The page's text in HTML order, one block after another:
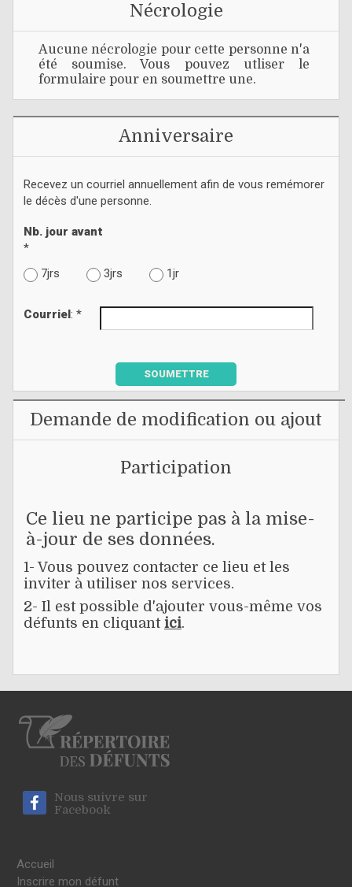
Nécrologie
Aucune nécrologie pour cette personne n'a
été soumise. Vous pouvez utliser le
formulaire pour en soumettre une.
Anniversaire
Recevez un courriel annuellement afin de vous remémorer
le décès d'une personne.
Nb. jour avant
*
7jrs
3jrs 1jr
Courriel : *
SOUMETTRE
Demande de modification ou ajout
Participation
Ce lieu ne participe pas à la mise-
à-jour de ses données.
1- Vous pouvez contacter ce lieu et les
inviter à utiliser nos services.
2- Il est possible d'ajouter vous-même vos
défunts en cliquant ici.
Nous suivre sur
Facebook
Accueil
Inscrire mon défunt